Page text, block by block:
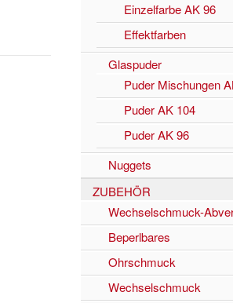
Einzelfarbe AK 96
Effektfarben
Glaspuder
Puder Mischungen
Puder AK 104
Puder AK 96
Nuggets
ZUBEHÖR
Wechselschmuck-
Beperlbares
Ohrschmuck
Wechselschmuck